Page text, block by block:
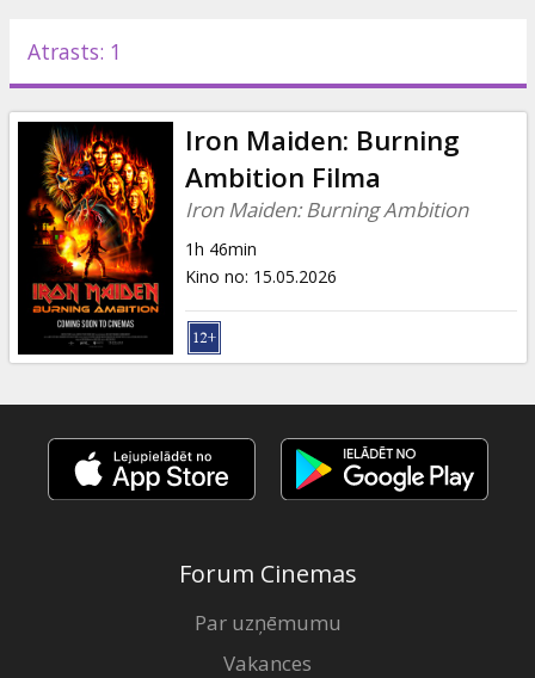
Pasākumi
Ziņas
Dāvanu
kartes
Uzkodas
B2B
Kino
Klubs
Atrasts: 1
Iron Maiden: Burning
Ambition Filma
Iron Maiden: Burning Ambition
1h 46min
Kino no: 15.05.2026
Forum Cinemas
Par uzņēmumu
Vakances